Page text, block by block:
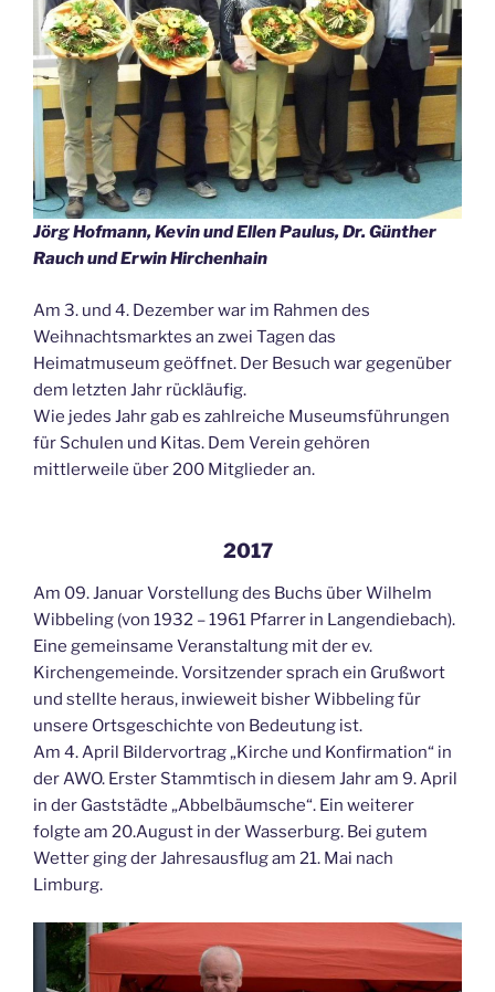
Jörg Hofmann, Kevin und Ellen Paulus, Dr. Günther
Rauch und Erwin Hirchenhain
Am 3. und 4. Dezember war im Rahmen des
Weihnachtsmarktes an zwei Tagen das
Heimatmuseum geöffnet. Der Besuch war gegenüber
dem letzten Jahr rückläufig.
Wie jedes Jahr gab es zahlreiche Museumsführungen
für Schulen und Kitas. Dem Verein gehören
mittlerweile über 200 Mitglieder an.
2017
Am 09. Januar Vorstellung des Buchs über Wilhelm
Wibbeling (von 1932 – 1961 Pfarrer in Langendiebach).
Eine gemeinsame Veranstaltung mit der ev.
Kirchengemeinde. Vorsitzender sprach ein Grußwort
und stellte heraus, inwieweit bisher Wibbeling für
unsere Ortsgeschichte von Bedeutung ist.
Am 4. April Bildervortrag „Kirche und Konfirmation“ in
der AWO. Erster Stammtisch in diesem Jahr am 9. April
in der Gaststädte „Abbelbäumsche“. Ein weiterer
folgte am 20.August in der Wasserburg. Bei gutem
Wetter ging der Jahresausflug am 21. Mai nach
Limburg.